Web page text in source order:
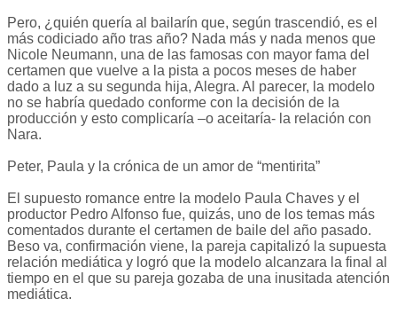
Pero, ¿quién quería al bailarín que, según trascendió, es el
más codiciado año tras año? Nada más y nada menos que
Nicole Neumann, una de las famosas con mayor fama del
certamen que vuelve a la pista a pocos meses de haber
dado a luz a su segunda hija, Alegra. Al parecer, la modelo
no se habría quedado conforme con la decisión de la
producción y esto complicaría –o aceitaría- la relación con
Nara.
Peter, Paula y la crónica de un amor de “mentirita”
El supuesto romance entre la modelo Paula Chaves y el
productor Pedro Alfonso fue, quizás, uno de los temas más
comentados durante el certamen de baile del año pasado.
Beso va, confirmación viene, la pareja capitalizó la supuesta
relación mediática y logró que la modelo alcanzara la final al
tiempo en el que su pareja gozaba de una inusitada atención
mediática.